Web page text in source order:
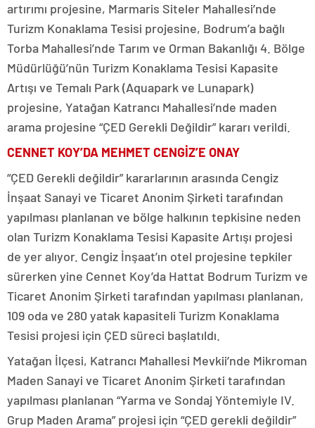
artırımı projesine, Marmaris Siteler Mahallesi’nde
Turizm Konaklama Tesisi projesine, Bodrum’a bağlı
Torba Mahallesi’nde Tarım ve Orman Bakanlığı 4. Bölge
Müdürlüğü’nün Turizm Konaklama Tesisi Kapasite
Artışı ve Temalı Park (Aquapark ve Lunapark)
projesine, Yatağan Katrancı Mahallesi’nde maden
arama projesine “ÇED Gerekli Değildir” kararı verildi.
CENNET KOY’DA MEHMET CENGİZ’E ONAY
“ÇED Gerekli değildir” kararlarının arasında Cengiz
İnşaat Sanayi ve Ticaret Anonim Şirketi tarafından
yapılması planlanan ve bölge halkının tepkisine neden
olan Turizm Konaklama Tesisi Kapasite Artışı projesi
de yer alıyor. Cengiz İnşaat’ın otel projesine tepkiler
sürerken yine Cennet Koy’da Hattat Bodrum Turizm ve
Ticaret Anonim Şirketi tarafından yapılması planlanan,
109 oda ve 280 yatak kapasiteli Turizm Konaklama
Tesisi projesi için ÇED süreci başlatıldı.
Yatağan İlçesi, Katrancı Mahallesi Mevkii’nde Mikroman
Maden Sanayi ve Ticaret Anonim Şirketi tarafından
yapılması planlanan “Yarma ve Sondaj Yöntemiyle IV.
Grup Maden Arama” projesi için “ÇED gerekli değildir”